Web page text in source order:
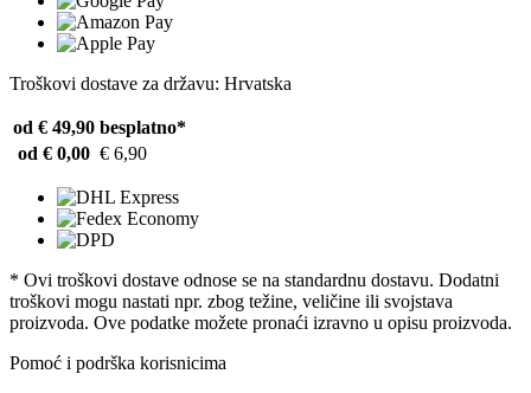
Troškovi dostave za državu: Hrvatska
od € 49,90 besplatno*
od € 0,00 € 6,90
* Ovi troškovi dostave odnose se na standardnu ​​dostavu. Dodatni
troškovi mogu nastati npr. zbog težine, veličine ili svojstava
proizvoda. Ove podatke možete pronaći izravno u opisu proizvoda.
Pomoć i podrška korisnicima